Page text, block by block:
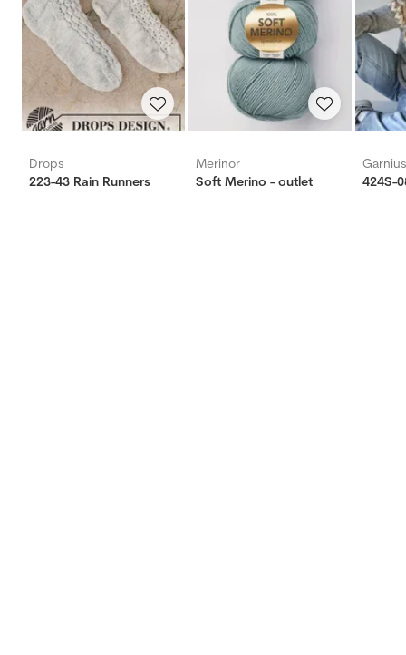
Drops
223-43 Rain Runners
Merinor
Soft Merino - outlet
Garnius
424S-